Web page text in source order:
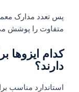
پس تعدد مدارک
متفاوت را پوشش
کدام ایزوها
دارند؟
استاندارد مناسب